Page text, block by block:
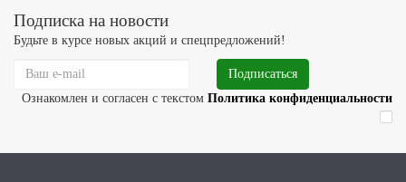
Подписка на новости
Будьте в курсе новых акций и спецпредложений!
Подписаться
Ознакомлен и согласен с текстом Политика конфиденциальности